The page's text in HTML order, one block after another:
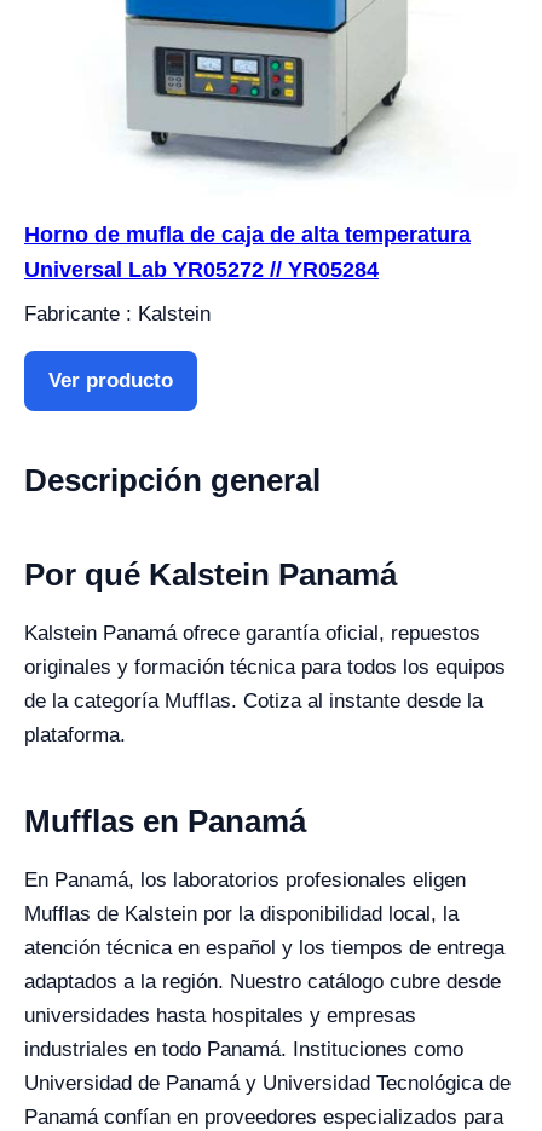
Horno de mufla de caja de alta temperatura
Universal Lab YR05272 // YR05284
Fabricante : Kalstein
Ver producto
Descripción general
Por qué Kalstein Panamá
Kalstein Panamá ofrece garantía oficial, repuestos
originales y formación técnica para todos los equipos
de la categoría Mufflas. Cotiza al instante desde la
plataforma.
Mufflas en Panamá
En Panamá, los laboratorios profesionales eligen
Mufflas de Kalstein por la disponibilidad local, la
atención técnica en español y los tiempos de entrega
adaptados a la región. Nuestro catálogo cubre desde
universidades hasta hospitales y empresas
industriales en todo Panamá. Instituciones como
Universidad de Panamá y Universidad Tecnológica de
Panamá confían en proveedores especializados para